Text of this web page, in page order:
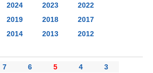
2024 2023
2022
2019 2018
2017
2014 2013
2012
7 6 5 4
3